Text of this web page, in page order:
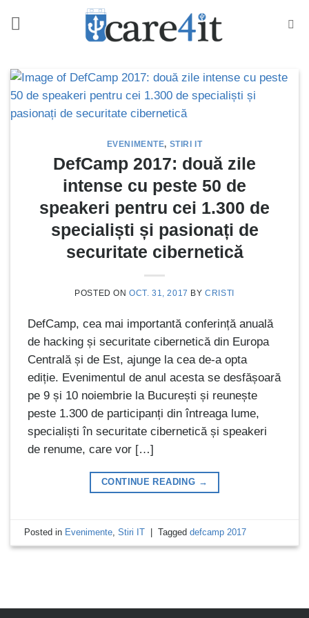
EVENIMENTE, STIRI IT
DefCamp 2017: două zile
intense cu peste 50 de
speakeri pentru cei 1.300 de
specialiști și pasionați de
securitate cibernetică
POSTED ONOCT. 31, 2017 BYCRISTI
DefCamp, cea mai importantă conferință anuală
de hacking și securitate cibernetică din Europa
Centrală și de Est, ajunge la cea de-a opta
ediție. Evenimentul de anul acesta se desfășoară
pe 9 și 10 noiembrie la București și reunește
peste 1.300 de participanți din întreaga lume,
specialiști în securitate cibernetică și speakeri
de renume, care vor […]
CONTINUE READING →
Posted in Evenimente ,Stiri IT | Taggeddefcamp 2017